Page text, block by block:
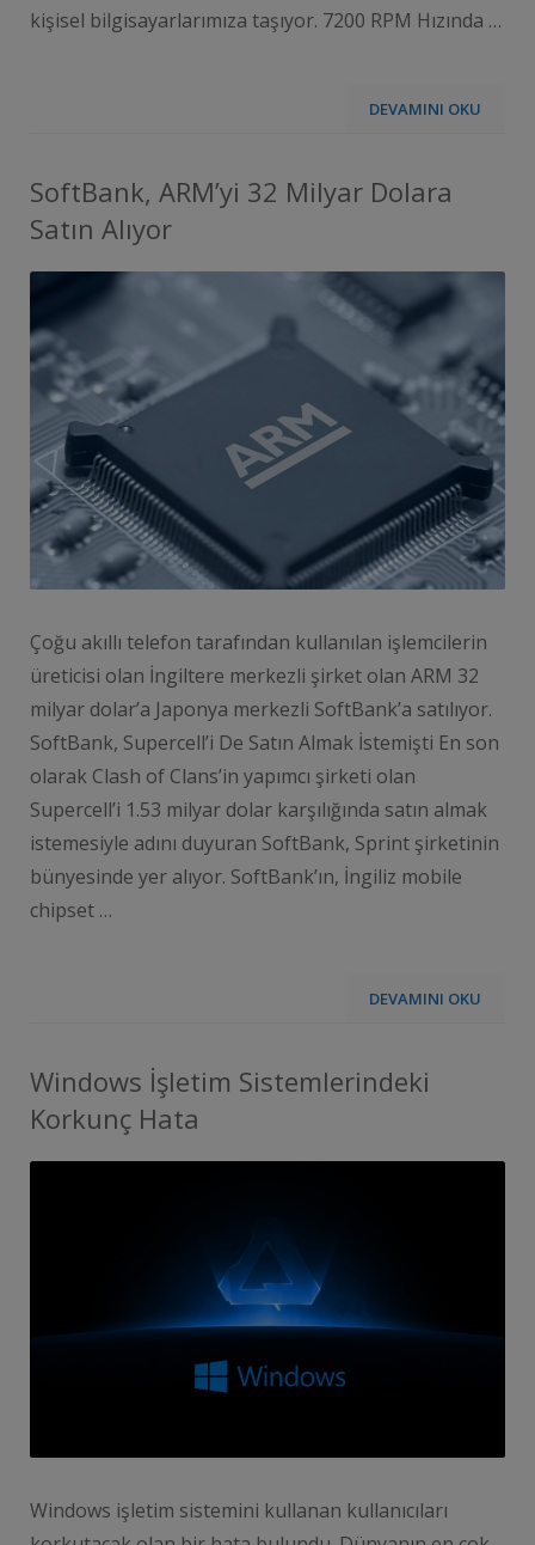
kişisel bilgisayarlarımıza taşıyor. 7200 RPM Hızında …
DEVAMINI OKU
SoftBank, ARM’yi 32 Milyar Dolara
Satın Alıyor
Çoğu akıllı telefon tarafından kullanılan işlemcilerin
üreticisi olan İngiltere merkezli şirket olan ARM 32
milyar dolar’a Japonya merkezli SoftBank’a satılıyor.
SoftBank, Supercell’i De Satın Almak İstemişti En son
olarak Clash of Clans’in yapımcı şirketi olan
Supercell’i 1.53 milyar dolar karşılığında satın almak
istemesiyle adını duyuran SoftBank, Sprint şirketinin
bünyesinde yer alıyor. SoftBank’ın, İngiliz mobile
chipset …
DEVAMINI OKU
Windows İşletim Sistemlerindeki
Korkunç Hata
Windows işletim sistemini kullanan kullanıcıları